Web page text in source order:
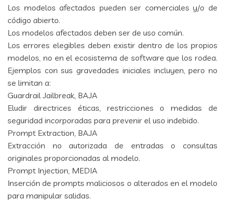
Los modelos afectados pueden ser comerciales y/o de
código abierto.
Los modelos afectados deben ser de uso común.
Los errores elegibles deben existir dentro de los propios
modelos, no en el ecosistema de software que los rodea.
Ejemplos con sus gravedades iniciales incluyen, pero no
se limitan a:
Guardrail Jailbreak, BAJA
Eludir directrices éticas, restricciones o medidas de
seguridad incorporadas para prevenir el uso indebido.
Prompt Extraction, BAJA
Extracción no autorizada de entradas o consultas
originales proporcionadas al modelo.
Prompt Injection, MEDIA
Inserción de prompts maliciosos o alterados en el modelo
para manipular salidas.